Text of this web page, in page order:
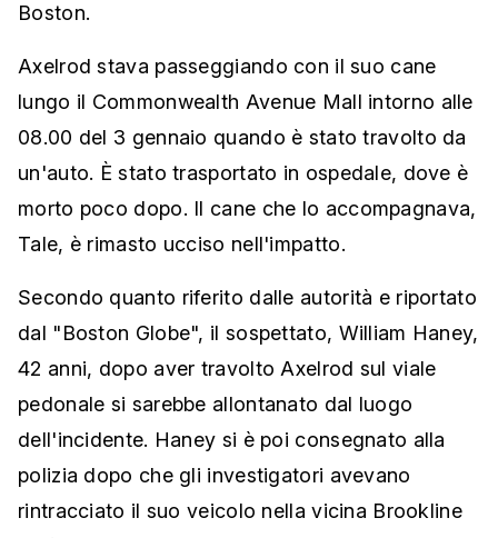
Boston.
Axelrod stava passeggiando con il suo cane
lungo il Commonwealth Avenue Mall intorno alle
08.00 del 3 gennaio quando è stato travolto da
un'auto. È stato trasportato in ospedale, dove è
morto poco dopo. Il cane che lo accompagnava,
Tale, è rimasto ucciso nell'impatto.
Secondo quanto riferito dalle autorità e riportato
dal "Boston Globe", il sospettato, William Haney,
42 anni, dopo aver travolto Axelrod sul viale
pedonale si sarebbe allontanato dal luogo
dell'incidente. Haney si è poi consegnato alla
polizia dopo che gli investigatori avevano
rintracciato il suo veicolo nella vicina Brookline